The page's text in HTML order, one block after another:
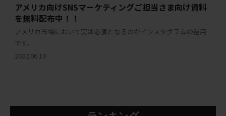
アメリカ向けSNSマーケティングご担当さま向け資料
を無料配布中！！
アメリカ市場において実は必須となるのがインスタグラムの運用
です。
2022.06.10